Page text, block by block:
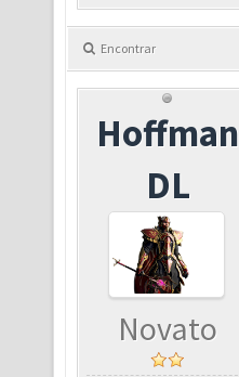
Encontrar
Hoffman
DL
Novato